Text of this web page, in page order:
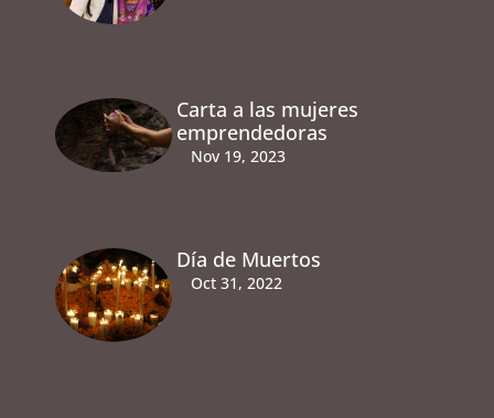
Carta a las mujeres
emprendedoras
Nov 19, 2023
Día de Muertos
Oct 31, 2022